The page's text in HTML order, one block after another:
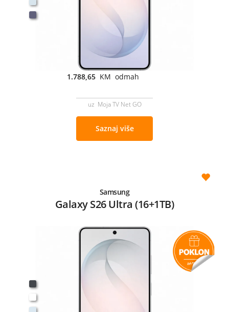
1.788,65 KM odmah
uz Moja TV Net GO
Saznaj više
Samsung
Galaxy S26 Ultra (16+1TB)